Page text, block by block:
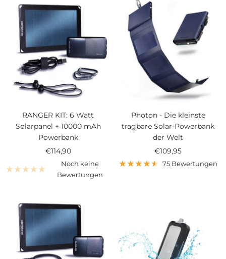
RANGER KIT: 6 Watt
Solarpanel + 10000 mAh
Powerbank
Angebotspreis
€114,90
Noch keine
Bewertungen
Photon - Die kleinste
tragbare Solar-Powerbank
der Welt
Angebotspreis
€109,95
75 Bewertungen